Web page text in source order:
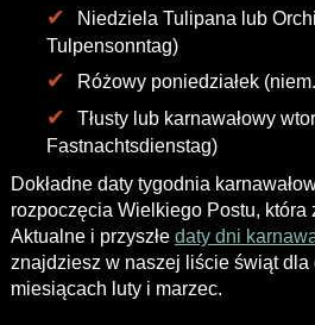
Niedziela Tulipana lub
Tulpensonntag)
Różowy poniedziałek
Tłusty lub karnawałowy
Fastnachtsdienstag)
Dokładne daty tygodnia
rozpoczęcia Wielkiego Postu, która
Aktualne i przyszłe daty dni
znajdziesz w naszej liście świąt dla
miesiącach luty i marzec.